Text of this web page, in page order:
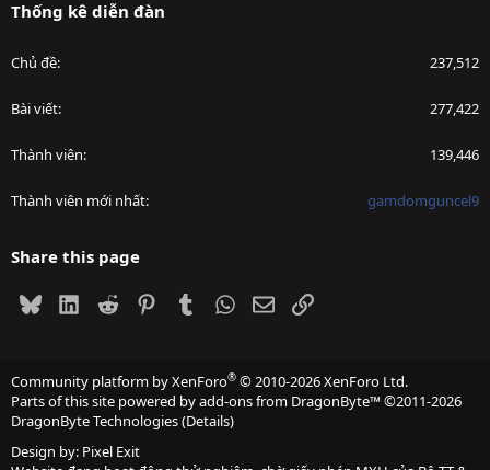
Thống kê diễn đàn
Chủ đề 237,512
Bài viết 277,422
Thành viên 139,446
Thành viên mới nhất gamdomguncel9
Share this page
BlueskyLinkedIn
Reddit PinterestTumblrWhatsApp
EmailLink
Community platform by XenForo® © 2010-2026 XenForo Ltd.
Parts of this site powered byadd-ons from DragonByte™©2011-2026
DragonByte Technologies(Details)
Design by: Pixel Exit